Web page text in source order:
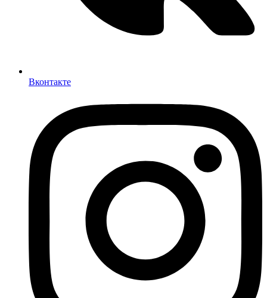
Вконтакте